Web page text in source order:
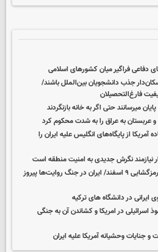
دفاعی فراگیر میان کشورهای اسلامی
جذب دانشجویان بین‌الملل باشند/
فارغ‌التحصیلان
میرسانند حتی اگر به خانه بازنگردند
و عربستان به عراق را به شدت محکوم کرد
از پایگاه‌های انگلیس علیه ایران را
نیازمند نگرش جدیدی به امنیت منطقه است
خنثی‌سازی دروغ بزرگ غرب با رمزگشایی ۹ اسفند/ ایران در جنگ روایت‌ها پیروز
اسرائیلی در امریکا و کشاندن آن به جنگی
و جنایات وحشیانه آمریکا علیه ایران